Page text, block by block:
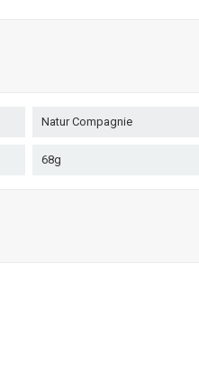
Natur Compagnie
68g